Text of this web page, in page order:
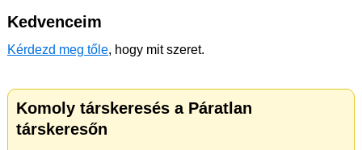
Kedvenceim
Kérdezd meg tőle, hogy mit szeret.
Komoly társkeresés a Páratlan
társkeresőn